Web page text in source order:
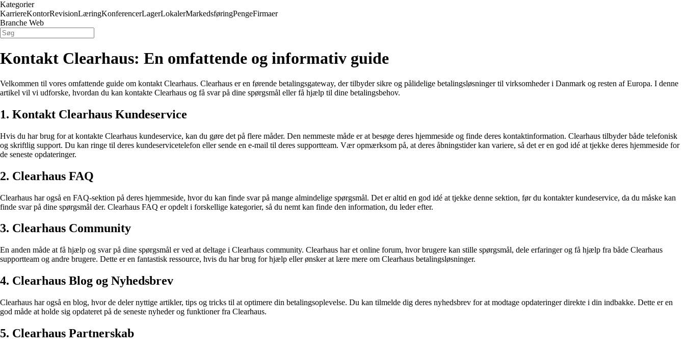
Kategorier
KarriereKontorRevisionLæringKonferencerLagerLokalerMarkedsføringPengeFirmaer
Branche Web
Kontakt Clearhaus: En omfattende og informativ guide
Velkommen til vores omfattende guide om kontakt Clearhaus. Clearhaus er en førende betalingsgateway, der tilbyder sikre og pålidelige betalingsløsninger til virksomheder i Danmark og resten af Europa. I denne
artikel vil vi udforske, hvordan du kan kontakte Clearhaus og få svar på dine spørgsmål eller få hjælp til dine betalingsbehov.
1. Kontakt Clearhaus Kundeservice
Hvis du har brug for at kontakte Clearhaus kundeservice, kan du gøre det på flere måder. Den nemmeste måde er at besøge deres hjemmeside og finde deres kontaktinformation. Clearhaus tilbyder både telefonisk
og skriftlig support. Du kan ringe til deres kundeservicetelefon eller sende en e-mail til deres supportteam. Vær opmærksom på, at deres åbningstider kan variere, så det er en god idé at tjekke deres hjemmeside for
de seneste opdateringer.
2. Clearhaus FAQ
Clearhaus har også en FAQ-sektion på deres hjemmeside, hvor du kan finde svar på mange almindelige spørgsmål. Det er altid en god idé at tjekke denne sektion, før du kontakter kundeservice, da du måske kan
finde svar på dine spørgsmål der. Clearhaus FAQ er opdelt i forskellige kategorier, så du nemt kan finde den information, du leder efter.
3. Clearhaus Community
En anden måde at få hjælp og svar på dine spørgsmål er ved at deltage i Clearhaus community. Clearhaus har et online forum, hvor brugere kan stille spørgsmål, dele erfaringer og få hjælp fra både Clearhaus
supportteam og andre brugere. Dette er en fantastisk ressource, hvis du har brug for hjælp eller ønsker at lære mere om Clearhaus betalingsløsninger.
4. Clearhaus Blog og Nyhedsbrev
Clearhaus har også en blog, hvor de deler nyttige artikler, tips og tricks til at optimere din betalingsoplevelse. Du kan tilmelde dig deres nyhedsbrev for at modtage opdateringer direkte i din indbakke. Dette er en
god måde at holde sig opdateret på de seneste nyheder og funktioner fra Clearhaus.
5. Clearhaus Partnerskab